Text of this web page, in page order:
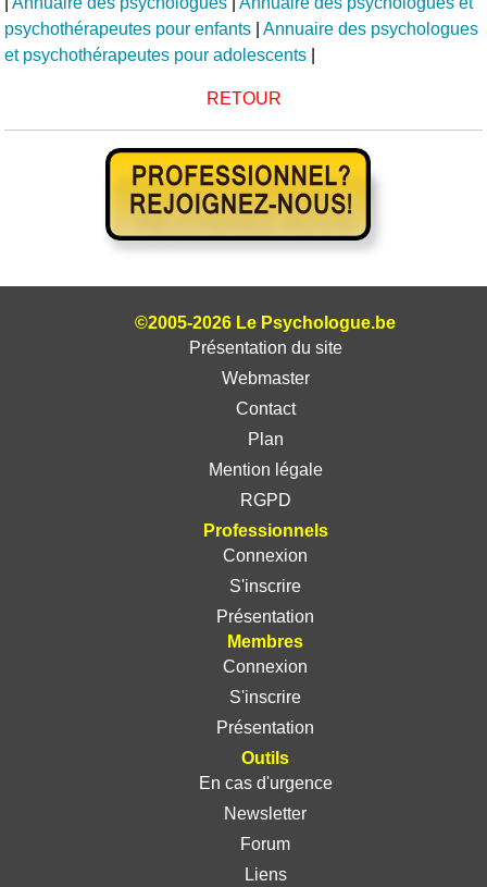
psychothérapeutes pour enfants |Annuaire des psychologues
et psychothérapeutes pour adolescents
RETOUR
©2005-2026 Le Psychologue.be
Présentation du site
Webmaster
Contact
Plan
Mention légale
RGPD
Professionnels
Connexion
S'inscrire
Présentation
Membres
Connexion
S'inscrire
Présentation
Outils
En cas d'urgence
Newsletter
Forum
Liens